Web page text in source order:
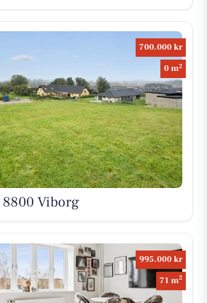
700.000 kr
0 m2
8800 Viborg
995.000 kr
71 m2